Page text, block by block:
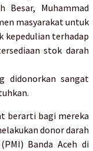
Besar, Muhammad
masyarakat untuk
kepedulian terhadap
stok darah
didonorkan sangat
berarti bagi mereka
donor darah
Banda Aceh di